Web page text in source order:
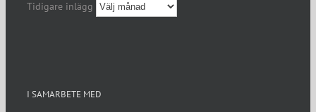
Tidigare inlägg
I SAMARBETE MED